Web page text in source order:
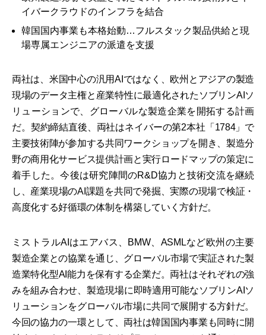
イバークラウドのインフラを結合
韓国国内事業も本格始動…フルスタック製品供給と現
場専属エンジニアの派遣を支援
両社は、米国中心の汎用AIではなく、欧州とアジアの製造
現場のデータ主権と産業特性に最適化されたソブリンAIソ
リューションで、グローバルな製造企業を開拓する計画
だ。契約締結直後、両社はネイバーの第2本社「1784」で
主要技術陣が参加する共同ワークショップを開き、製造分
野の商用化サービス提供計画と実行ロードマップの策定に
着手した。今後は研究陣間のR&D協力と技術交流を継続
し、産業現場のAI課題を共同で発掘、実際の現場で検証・
高度化する好循環の体制を構築していく方針だ。
ミストラルAIはエアバス、BMW、ASMLなど欧州の主要
製造企業との協業を通じ、グローバル市場で実証された製
造業特化型AI能力を保有する企業だ。両社はそれぞれの強
みを組み合わせ、製造現場に即時適用可能なソブリンAIソ
リューションをグローバル市場に共同で展開する方針だ。
今回の協力の一環として、両社は韓国国内事業も同時に開